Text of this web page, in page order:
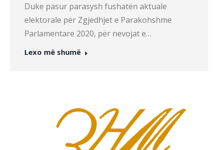
Duke pasur parasysh fushatën aktuale
elektorale për Zgjedhjet e Parakohshme
Parlamentare 2020, për nevojat e…
Lexo më shumë